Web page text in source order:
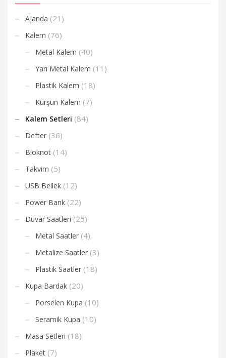
Ajanda (21)
Kalem (76)
Metal Kalem (40)
Yarı Metal Kalem (11)
Plastik Kalem (18)
Kurşun Kalem (7)
Kalem Setleri (84)
Defter (36)
Bloknot (14)
Takvim (5)
USB Bellek (12)
Power Bank (22)
Duvar Saatleri (25)
Metal Saatler (4)
Metalize Saatler (3)
Plastik Saatler (18)
Kupa Bardak (20)
Porselen Kupa (10)
Seramik Kupa (10)
Masa Setleri (18)
Plaket (7)